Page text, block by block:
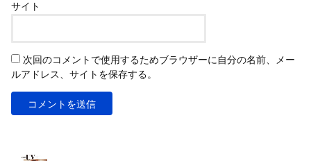
サイト
次回のコメントで使用するためブラウザーに自分の名前、メー
ルアドレス、サイトを保存する。